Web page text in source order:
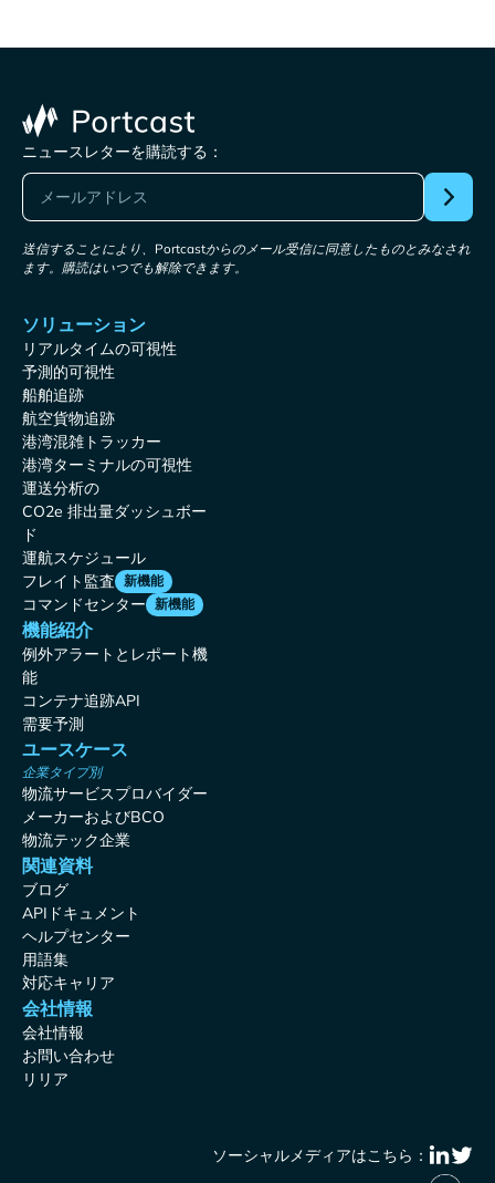
ニュースレターを購読する：
送信することにより、Portcastからのメール受信に同意したものとみなされ
ます。購読はいつでも解除できます。
ソリューション
リアルタイムの可視性
予測的可視性
船舶追跡
航空貨物追跡
港湾混雑トラッカー
港湾ターミナルの可視性
運送分析の
CO2e 排出量ダッシュボー
ド
運航スケジュール
フレイト監査 新機能
コマンドセンター 新機能
機能紹介
例外アラートとレポート機
能
コンテナ追跡API
需要予測
ユースケース
企業タイプ別
物流サービスプロバイダー
メーカーおよびBCO
物流テック企業
関連資料
ブログ
APIドキュメント
ヘルプセンター
用語集
対応キャリア
会社情報
会社情報
お問い合わせ
リリア
ソーシャルメディアはこちら：